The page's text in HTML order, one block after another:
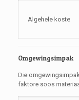
Algehele koste
Omgewingsimpak
Die
faktore soos